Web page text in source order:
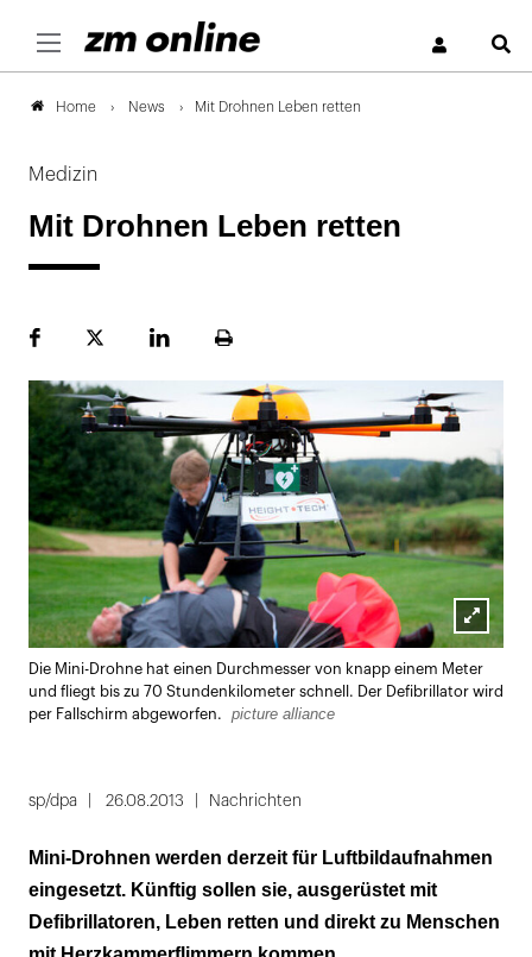
Home News Mit Drohnen Leben retten
Medizin
Mit Drohnen Leben retten
FacebookPlattformLinekdInSeite
Lightbox
öffnen
Die Mini-Drohne hat einen Durchmesser von knapp einem Meter
und fliegt bis zu 70 Stundenkilometer schnell. Der Defibrillator wird
per Fallschirm abgeworfen.
picture alliance
sp/dpa 26.08.2013 Nachrichten
Mini-Drohnen werden derzeit für Luftbildaufnahmen
eingesetzt. Künftig sollen sie, ausgerüstet mit
Defibrillatoren, Leben retten und direkt zu Menschen